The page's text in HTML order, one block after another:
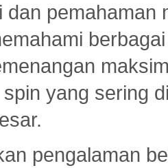
dan
yang sering
pengalaman